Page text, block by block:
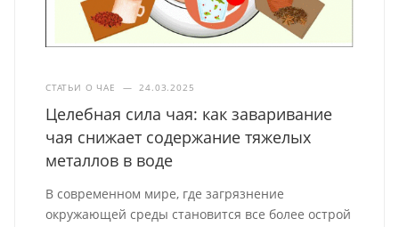
СТАТЬИ О ЧАЕ — 24.03.2025
Целебная сила чая: как заваривание
чая снижает содержание тяжелых
металлов в воде
В современном мире, где загрязнение
окружающей среды становится все более острой